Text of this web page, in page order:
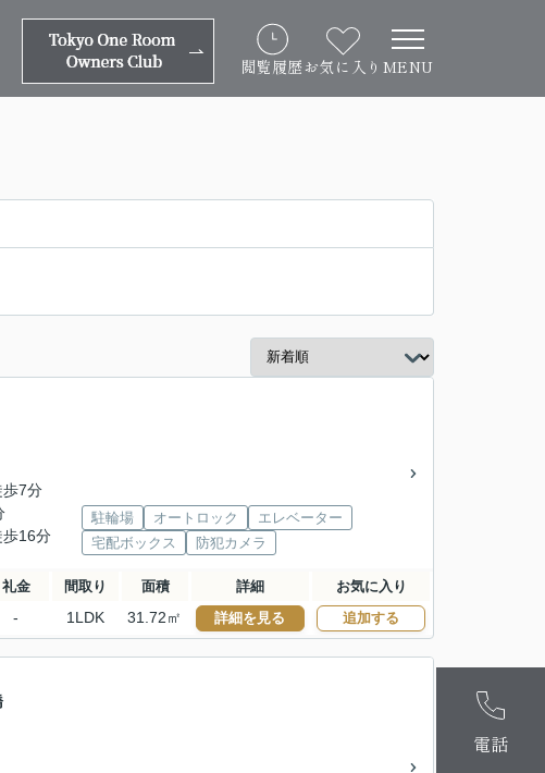
閲覧履歴お気に入り MENU
電話
麻布十番本
大阪梅田店
歩7分
歩16分
駐輪場 オートロック
エレベーター
宅配ボックス
防犯カメラ
礼金 間取り 面積 詳細 お気に入り
- 1LDK 31.72㎡ 詳細を見る 追加する